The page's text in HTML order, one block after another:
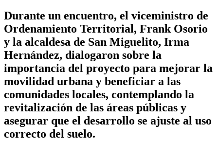
Durante un encuentro, el viceministro de
Ordenamiento Territorial, Frank Osorio
y la alcaldesa de San Miguelito, Irma
Hernández, dialogaron sobre la
importancia del proyecto para mejorar la
movilidad urbana y beneficiar a las
comunidades locales, contemplando la
revitalización de las áreas públicas y
asegurar que el desarrollo se ajuste al uso
correcto del suelo.